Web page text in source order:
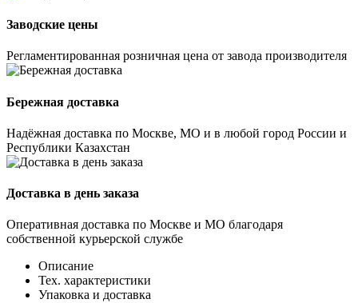
Заводские цены
Регламентированная розничная цена от завода производителя
Бережная доставка
Надёжная доставка по Москве, МО и в любой город России и
Республики Казахстан
Доставка в день заказа
Оперативная доставка по Москве и МО благодаря
собственной курьерской службе
Описание
Тех. характеристики
Упаковка и доставка